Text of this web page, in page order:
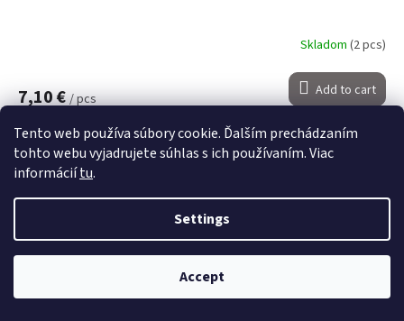
Tento web používa súbory cookie. Ďalším prechádzaním
tohto webu vyjadrujete súhlas s ich používaním. Viac
informáciítu.
Settings
Accept
Skladom (2 pcs)
7,10 €/ pcs Add to cart
Code:15510